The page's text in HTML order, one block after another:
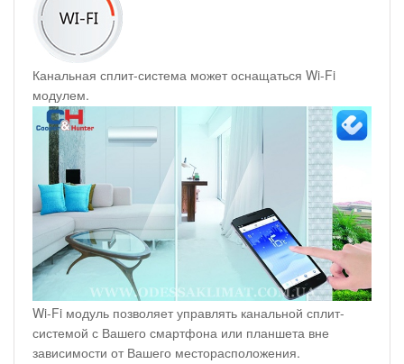
Канальная сплит-система может оснащаться Wi-Fi
модулем.
Wi-Fi модуль позволяет управлять канальной сплит-
системой с Вашего смартфона или планшета вне
зависимости от Вашего месторасположения.